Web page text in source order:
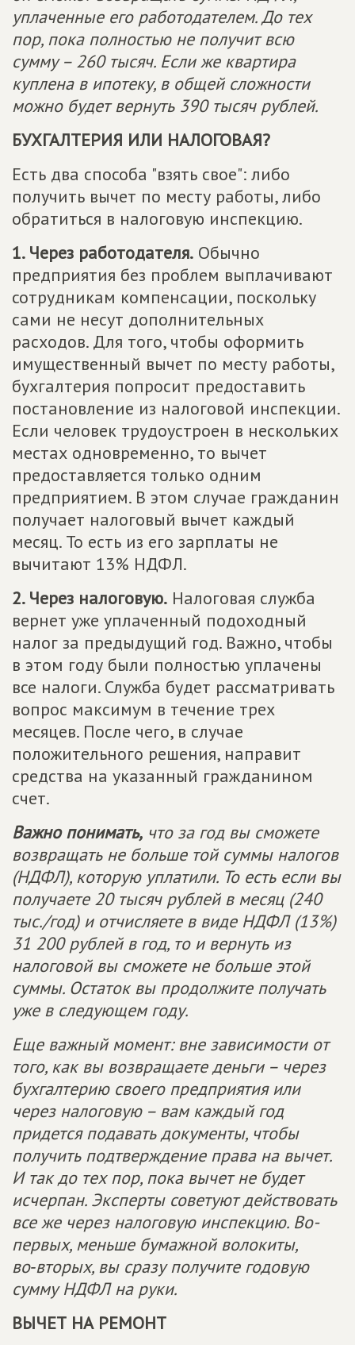
уплаченные его работодателем. До тех
пор, пока полностью не получит всю
сумму – 260 тысяч. Если же квартира
куплена в ипотеку, в общей сложности
можно будет вернуть 390 тысяч рублей.
БУХГАЛТЕРИЯ ИЛИ НАЛОГОВАЯ?
Есть два способа "взять свое": либо
получить вычет по месту работы, либо
обратиться в налоговую инспекцию.
1. Через работодателя. Обычно
предприятия без проблем выплачивают
сотрудникам компенсации, поскольку
сами не несут дополнительных
расходов. Для того, чтобы оформить
имущественный вычет по месту работы,
бухгалтерия попросит предоставить
постановление из налоговой инспекции.
Если человек трудоустроен в нескольких
местах одновременно, то вычет
предоставляется только одним
предприятием. В этом случае гражданин
получает налоговый вычет каждый
месяц. То есть из его зарплаты не
вычитают 13% НДФЛ.
2. Через налоговую. Налоговая служба
вернет уже уплаченный подоходный
налог за предыдущий год. Важно, чтобы
в этом году были полностью уплачены
все налоги. Служба будет рассматривать
вопрос максимум в течение трех
месяцев. После чего, в случае
положительного решения, направит
средства на указанный гражданином
счет.
Важно понимать, что за год вы сможете
возвращать не больше той суммы налогов
(НДФЛ), которую уплатили. То есть если вы
получаете 20 тысяч рублей в месяц (240
тыс./год) и отчисляете в виде НДФЛ (13%)
31 200 рублей в год, то и вернуть из
налоговой вы сможете не больше этой
суммы. Остаток вы продолжите получать
уже в следующем году.
Еще важный момент: вне зависимости от
того, как вы возвращаете деньги – через
бухгалтерию своего предприятия или
через налоговую – вам каждый год
придется подавать документы, чтобы
получить подтверждение права на вычет.
И так до тех пор, пока вычет не будет
исчерпан. Эксперты советуют действовать
все же через налоговую инспекцию. Во-
первых, меньше бумажной волокиты,
во‑вторых, вы сразу получите годовую
сумму НДФЛ на руки.
ВЫЧЕТ НА РЕМОНТ